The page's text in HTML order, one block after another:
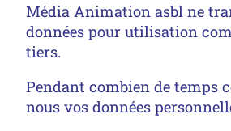
Média Animation asbl ne
données pour utilisation
tiers.
Pendant combien de temps
nous vos données